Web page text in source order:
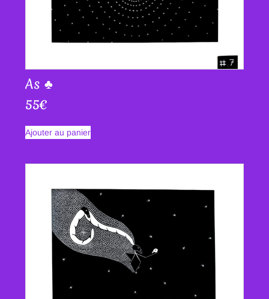
As ♣
55€
Ajouter au panier